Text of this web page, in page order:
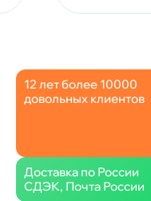
12 лет более 10000
довольных клиентов
Доставка по России
СДЭК, Почта России